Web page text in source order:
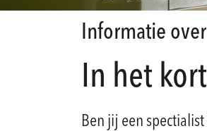
Informatie
In het kort
Ben jij een